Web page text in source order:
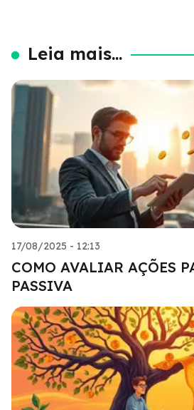
Leia mais...
17/08/2025 - 12:13
COMO AVALIAR AÇÕES
PASSIVA